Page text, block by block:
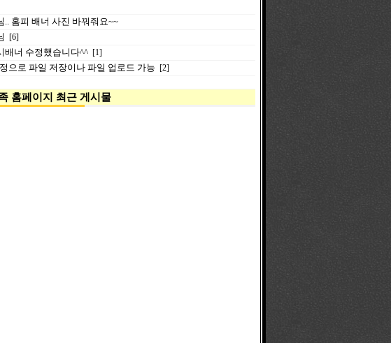
.. 홈피 배너 사진 바꿔줘요~~
[6]
배너 수정했습니다^^ [1]
으로 파일 저장이나 파일 업로드 가능 [2]
홈페이지 최근 게시물